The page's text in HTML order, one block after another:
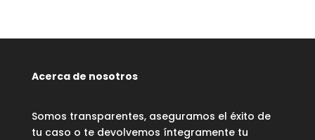
Acerca de nosotros
Somos transparentes, aseguramos el éxito de
tu caso o te devolvemos íntegramente tu